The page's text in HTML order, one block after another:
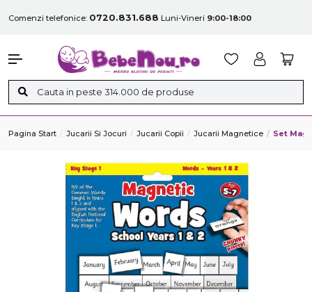
Comenzi telefonice: 0720.831.688 Luni-Vineri 9:00-18:00
Pagina Start Jucarii Si Jocuri Jucarii Copii Jucarii Magnetice Set